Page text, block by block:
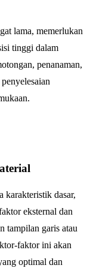
lama, memerlukan
tinggi dalam
penanaman,
karakteristik dasar,
eksternal dan
tampilan garis atau
faktor ini akan
optimal dan